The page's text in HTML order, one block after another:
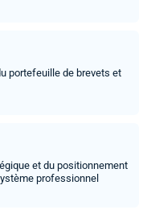
portefeuille de brevets et
et du positionnement
professionnel